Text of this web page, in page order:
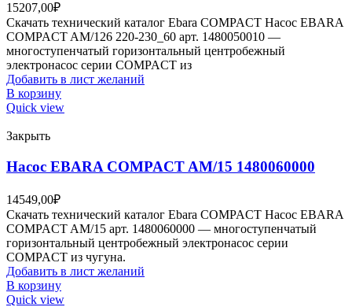
15207,00₽
Скачать технический каталог Ebara COMPACT Насос EBARA
COMPACT AM/126 220-230_60 арт. 1480050010 —
многоступенчатый горизонтальный центробежный
электронасос серии COMPACT из
Добавить в лист желаний
В корзину
Quick view
Закрыть
Насос EBARA COMPACT AM/15 1480060000
14549,00₽
Скачать технический каталог Ebara COMPACT Насос EBARA
COMPACT AM/15 арт. 1480060000 — многоступенчатый
горизонтальный центробежный электронасос серии
COMPACT из чугуна.
Добавить в лист желаний
В корзину
Quick view